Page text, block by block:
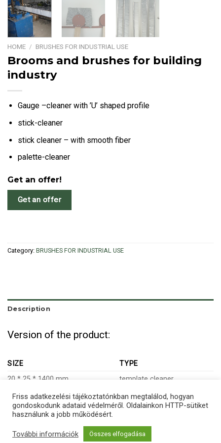
HOME / BRUSHES FOR INDUSTRIAL USE
Brooms and brushes for building
industry
Gauge –cleaner with ’U’ shaped profile
stick-cleaner
stick cleaner – with smooth fiber
palette-cleaner
Get an offer!
Get an offer
Category: BRUSHES FOR INDUSTRIAL USE
Description
Version of the product:
SIZE
TYPE
20 * 25 * 1400 mm
template cleaner
Copyright 2026 ©Netwerk
Privacy policy Terms and conditions
Friss adatkezelési tájékoztatónkban megtalálod, hogyan
gondoskodunk adataid védelméről. Oldalainkon HTTP-sütiket
használunk a jobb működésért.
További információk Összes elfogadása